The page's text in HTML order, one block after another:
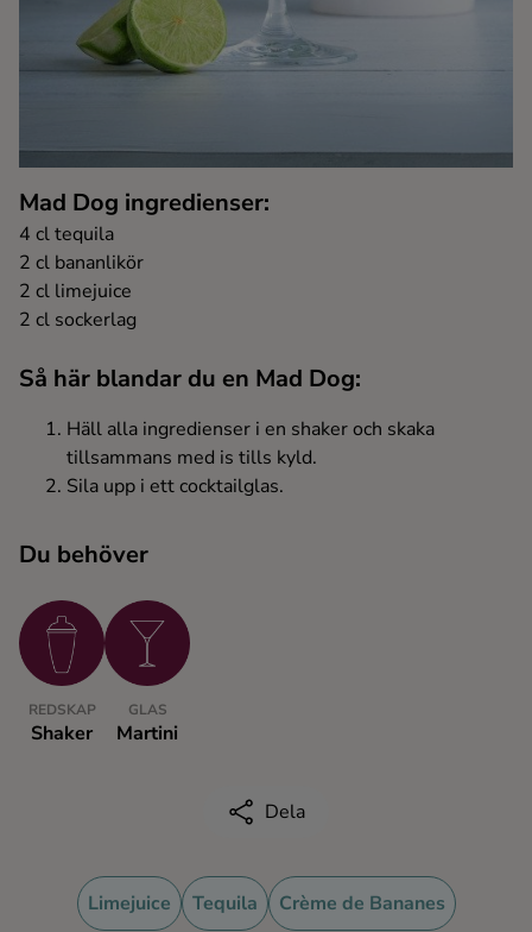
Shots
Tequila
Vodka
Whisky
Ingredienser
Mad Dog ingredienser:
4 cl tequila
2 cl bananlikör
2 cl limejuice
2 cl sockerlag
Så här blandar du en Mad Dog:
Häll alla ingredienser i en shaker och skaka
tillsammans med is tills kyld.
Sila upp i ett cocktailglas.
Du behöver
REDSKAP
Shaker
GLAS
Martini
Dela
Limejuice Tequila Crème de Bananes